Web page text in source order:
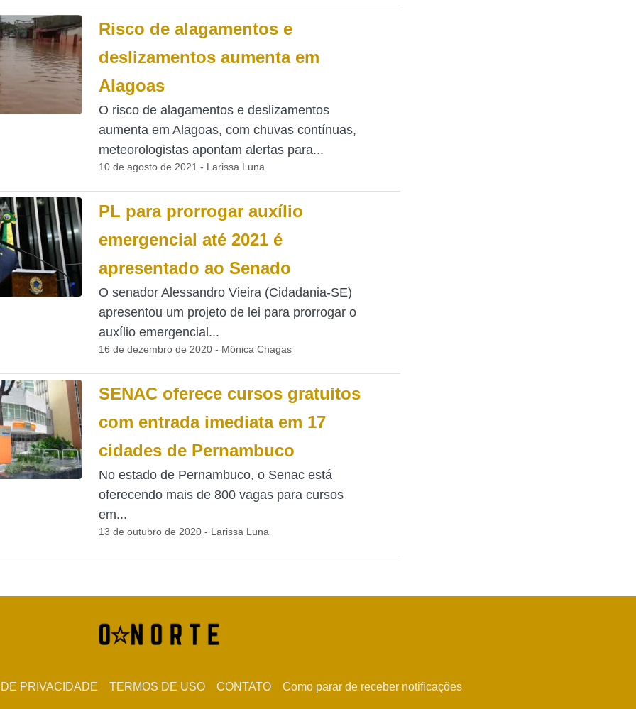
Risco de alagamentos e
deslizamentos aumenta em
Alagoas
O risco de alagamentos e deslizamentos
aumenta em Alagoas, com chuvas contínuas,
meteorologistas apontam alertas para...
10 de agosto de 2021 - Larissa Luna
PL para prorrogar auxílio
emergencial até 2021 é
apresentado ao Senado
O senador Alessandro Vieira (Cidadania-SE)
apresentou um projeto de lei para prorrogar o
auxílio emergencial...
16 de dezembro de 2020 - Mônica Chagas
SENAC oferece cursos gratuitos
com entrada imediata em 17
cidades de Pernambuco
No estado de Pernambuco, o Senac está
oferecendo mais de 800 vagas para cursos
em...
13 de outubro de 2020 - Larissa Luna
PRIVACIDADE TERMOS DE USO CONTATO Como parar de receber notificações